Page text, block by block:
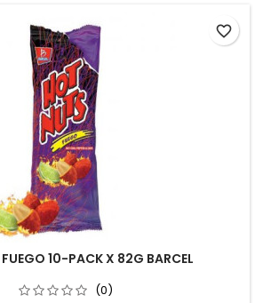
10-PACK X 82G BARCEL
(0)
favorite_border